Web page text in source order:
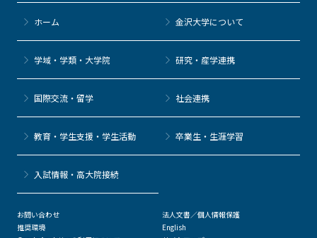
ホーム 金沢大学について
学域・学類・大学院 研究・産学連携
国際交流・留学 社会連携
教育・学生支援・学生活動 卒業生・生涯学習
⼊試情報・高大院接続
お問い合わせ
推奨環境
法人文書／個人情報保護
English